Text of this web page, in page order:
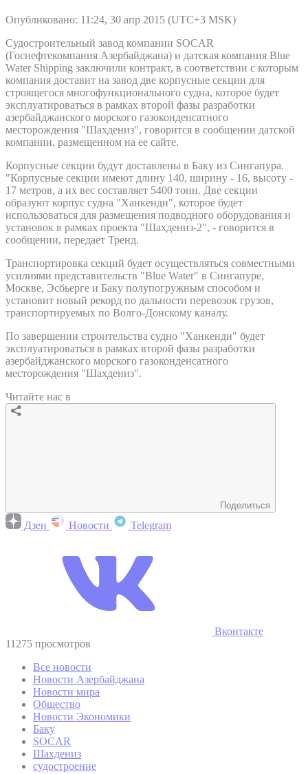
Опубликовано: 11:24, 30 апр 2015 (UTC+3 MSK)
Судостроительный завод компании SOCAR
(Госнефтекомпания Азербайджана) и датская компания Blue
Water Shipping заключили контракт, в соответствии с которым
компания доставит на завод две корпусные секции для
строящегося многофункционального судна, которое будет
эксплуатироваться в рамках второй фазы разработки
азербайджанского морского газоконденсатного
месторождения "Шахдениз", говорится в сообщении датской
компании, размещенном на ее сайте.
Корпусные секции будут доставлены в Баку из Сингапура.
"Корпусные секции имеют длину 140, ширину - 16, высоту -
17 метров, а их вес составляет 5400 тонн. Две секции
образуют корпус судна "Ханкенди", которое будет
использоваться для размещения подводного оборудования и
установок в рамках проекта "Шахдениз-2", - говорится в
сообщении, передает Тренд.
Транспортировка секций будет осуществляться совместными
усилиями представительств "Blue Water" в Сингапуре,
Москве, Эсбьерге и Баку полупогружным способом и
установит новый рекорд по дальности перевозок грузов,
транспортируемых по Волго-Донскому каналу.
По завершении строительства судно "Ханкенди" будет
эксплуатироваться в рамках второй фазы разработки
азербайджанского морского газоконденсатного
месторождения "Шахдениз".
Читайте нас в
Поделиться
Дзен Новости Telegram
Вконтакте
11275 просмотров
Все новости
Новости Азербайджана
Новости мира
Общество
Новости Экономики
Баку
SOCAR
Шахдениз
судостроение